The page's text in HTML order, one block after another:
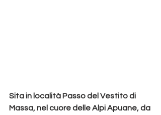
Sita in località Passo del Vestito di
Massa, nel cuore delle Alpi Apuane, da